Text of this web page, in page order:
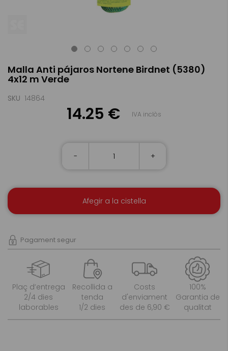
Malla Anti pájaros Nortene Birdnet (5380)
4x12 m Verde
SKU 14864
14.25 € IVA inclòs
- +
Afegir a la cistella
Pagament segur
Plaç d’entrega
2/4 dies
laborables
Recollida a
tenda
1/2 dies
Costs
d'enviament
des de 6,90 €
100%
Garantia de
qualitat
to
the
of